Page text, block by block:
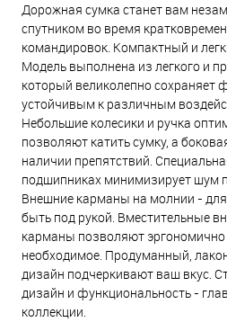
Дорожная сумка станет вам
спутником во время
командировок. Компактный и
Модель выполнена из легкого и
который великолепно сохраняет
устойчивым к различным
Небольшие колесики и ручка
позволяют катить сумку, а
наличии препятствий.
подшипниках минимизирует шум
Внешние карманы на молнии -
быть под рукой. Вместительные
карманы позволяют эргономично
необходимое. Продуманный,
дизайн подчеркивают ваш вкус.
дизайн и функциональность -
коллекции.